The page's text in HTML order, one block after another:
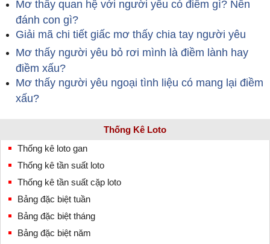
Mơ thấy quan hệ với người yêu có điềm gì? Nên
đánh con gì?
Giải mã chi tiết giấc mơ thấy chia tay người yêu
Mơ thấy người yêu bỏ rơi mình là điềm lành hay
điềm xấu?
Mơ thấy người yêu ngoại tình liệu có mang lại điềm
xấu?
Thống Kê Loto
Thống kê loto gan
Thống kê tần suất loto
Thống kê tần suất cặp loto
Bảng đặc biệt tuần
Bảng đặc biệt tháng
Bảng đặc biệt năm